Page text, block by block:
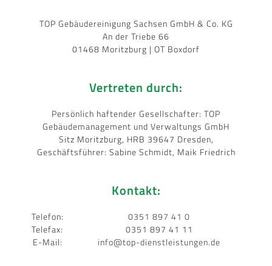
TOP Gebäudereinigung Sachsen GmbH & Co. KG
An der Triebe 66
01468 Moritzburg | OT Boxdorf
Vertreten durch:
Persönlich haftender Gesellschafter: TOP
Gebäudemanagement und Verwaltungs GmbH
Sitz Moritzburg, HRB 39647 Dresden,
Geschäftsführer: Sabine Schmidt, Maik Friedrich
Kontakt:
Telefon:
0351 897 41 0
Telefax:
0351 897 41 11
E-Mail:
info@top-dienstleistungen.de